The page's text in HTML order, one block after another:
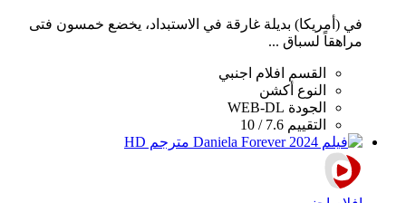
في (أمريكا) بديلة غارقة في الاستبداد، يخضع خمسون فتى
مراهقاً لسباق ...
القسم
افلام اجنبي
النوع أكشن
الجودة WEB-DL
التقييم 7.6 / 10